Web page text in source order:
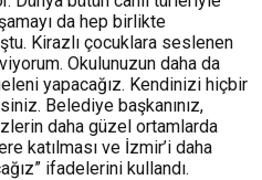
da hep birlikte
Kirazlı çocuklara seslenen
Okulunuzun daha da
yapacağız. Kendinizi hiçbir
Belediye başkanınız,
daha güzel ortamlarda
katılması ve İzmir’i daha
ifadelerini kullandı.